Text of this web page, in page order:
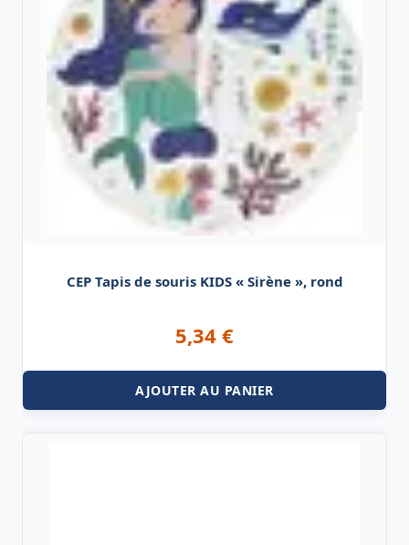
CEP Tapis de souris KIDS « Sirène », rond
5,34 €
AJOUTER AU PANIER